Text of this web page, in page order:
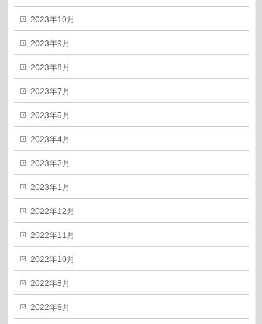
2023年10月
2023年9月
2023年8月
2023年7月
2023年5月
2023年4月
2023年2月
2023年1月
2022年12月
2022年11月
2022年10月
2022年8月
2022年6月